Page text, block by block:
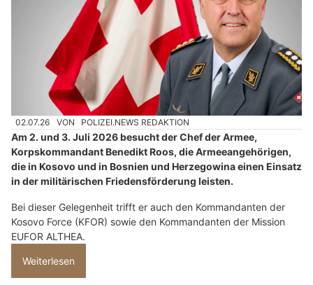
02.07.26 VON POLIZEI.NEWS REDAKTION
Am 2. und 3. Juli 2026 besucht der Chef der Armee,
Korpskommandant Benedikt Roos, die Armeeangehörigen,
die in Kosovo und in Bosnien und Herzegowina einen Einsatz
in der militärischen Friedensförderung leisten.
Bei dieser Gelegenheit trifft er auch den Kommandanten der
Kosovo Force (KFOR) sowie den Kommandanten der Mission
EUFOR ALTHEA.
Weiterlesen